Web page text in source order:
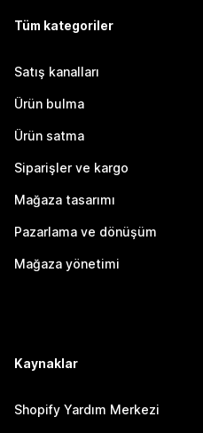
Tüm kategoriler
Satış kanalları
Ürün bulma
Ürün satma
Siparişler ve kargo
Mağaza tasarımı
Pazarlama ve dönüşüm
Mağaza yönetimi
Kaynaklar
Shopify Yardım Merkezi